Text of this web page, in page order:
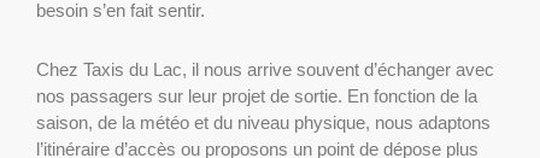
besoin s’en fait sentir.
Chez Taxis du Lac, il nous arrive souvent d’échanger avec
nos passagers sur leur projet de sortie. En fonction de la
saison, de la météo et du niveau physique, nous adaptons
l’itinéraire d’accès ou proposons un point de dépose plus